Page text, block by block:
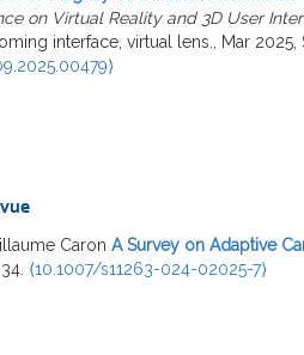
on Virtual Reality and 3D User
interface, virtual lens., Mar 2025,
Caron A Survey on Adaptive
⟨10.1007/s11263-024-02025-7⟩